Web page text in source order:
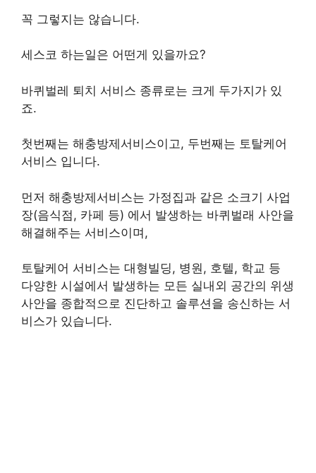
꼭 그렇지는 않습니다.
세스코 하는일은 어떤게 있을까요?
바퀴벌레 퇴치 서비스 종류로는 크게 두가지가 있
죠.
첫번째는 해충방제서비스이고, 두번째는 토탈케어
서비스 입니다.
먼저 해충방제서비스는 가정집과 같은 소크기 사업
장(음식점, 카페 등) 에서 발생하는 바퀴벌래 사안을
해결해주는 서비스이며,
토탈케어 서비스는 대형빌딩, 병원, 호텔, 학교 등
다양한 시설에서 발생하는 모든 실내외 공간의 위생
사안을 종합적으로 진단하고 솔루션을 송신하는 서
비스가 있습니다.